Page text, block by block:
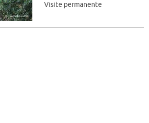
Visite permanente